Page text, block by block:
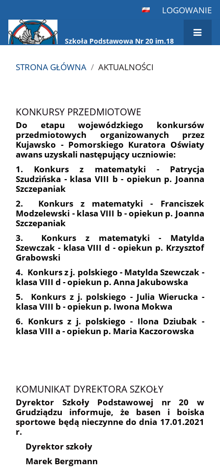
LOGOWANIE
Szkoła Podstawowa Nr 20 im.18
STRONA GŁÓWNA / AKTUALNOŚCI
KONKURSY PRZEDMIOTOWE
Do etapu wojewódzkiego konkursów
przedmiotowych organizowanych przez
Kujawsko - Pomorskiego Kuratora Oświaty
awans uzyskali następujący uczniowie:
1. Konkurs z matematyki - Patrycja
Szudzińska - klasa VIII b - opiekun p. Joanna
Szczepaniak
2. Konkurs z matematyki - Franciszek
Modzelewski - klasa VIII b - opiekun p. Joanna
Szczepaniak
3. Konkurs z matematyki - Matylda
Szewczak - klasa VIII d - opiekun p. Krzysztof
Grabowski
4. Konkurs z j. polskiego - Matylda Szewczak -
klasa VIII d - opiekun p. Anna Jakubowska
5. Konkurs z j. polskiego - Julia Wierucka -
klasa VIII b - opiekun p. Iwona Mokwa
6. Konkurs z j. polskiego - Ilona Dziubak -
klasa VIII a - opiekun p. Maria Kaczorowska
KOMUNIKAT DYREKTORA SZKOŁY
Dyrektor Szkoły Podstawowej nr 20 w
Grudziądzu informuje, że basen i boiska
sportowe będą nieczynne do dnia 17.01.2021
r.
Dyrektor szkoły
Marek Bergmann